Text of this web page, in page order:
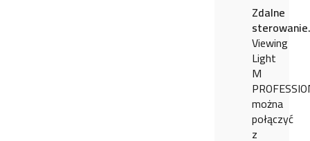
Zdalne
Viewing
Light
M
można
połączyć
z